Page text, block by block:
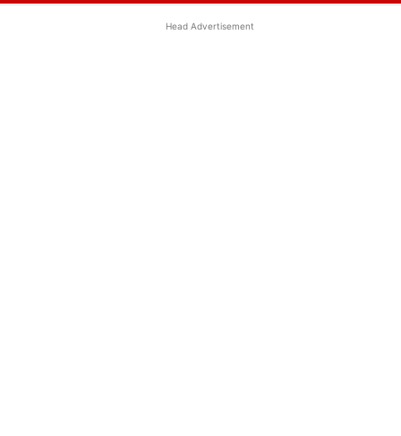
Head Advertisement